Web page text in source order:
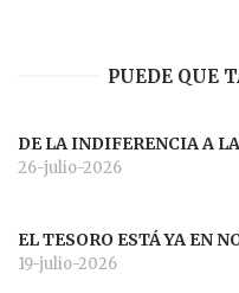
PUEDE QUE
DE LA INDIFERENCIA A
26-julio-2026
EL TESORO ESTÁ YA EN
19-julio-2026